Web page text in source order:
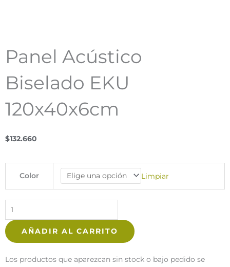
Panel Acústico
Biselado EKU
120x40x6cm
$132.660
Color Limpiar
EKU
120x40x6cm
cantidadAÑADIR AL CARRITO
Los productos que aparezcan sin stock o bajo pedido se